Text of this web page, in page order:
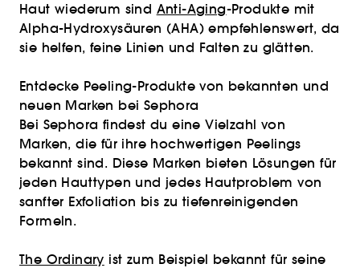
Haut wiederum sind Anti-Aging-Produkte mit
Alpha-Hydroxysäuren (AHA) empfehlenswert, da
sie helfen, feine Linien und Falten zu glätten.
Entdecke Peeling-Produkte von bekannten und
neuen Marken bei Sephora
Bei Sephora findest du eine Vielzahl von
Marken, die für ihre hochwertigen Peelings
bekannt sind. Diese Marken bieten Lösungen für
jeden Hauttypen und jedes Hautproblem von
sanfter Exfoliation bis zu tiefenreinigenden
Formeln.
The Ordinary ist zum Beispiel bekannt für seine